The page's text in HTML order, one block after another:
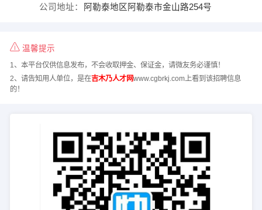
公司地址： 阿勒泰地区阿勒泰市金山路254号
温馨提示
1、本平台仅供信息发布，不会收取押金、保证金，请微友务必谨慎！
2、请告知用人单位，是在吉木乃人才网www.cgbrkj.com上看到该招聘信息
的！